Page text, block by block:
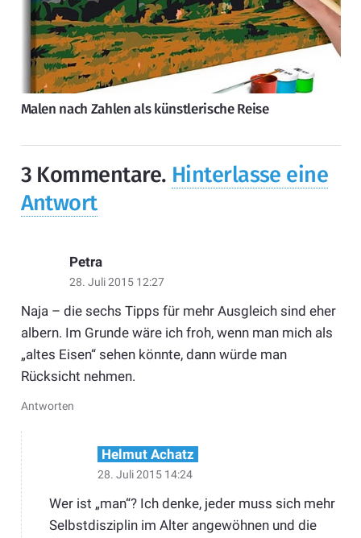
Malen nach Zahlen als künstlerische Reise
3 Kommentare. Hinterlasse eine
Antwort
Petra
28. Juli 2015 12:27
Naja – die sechs Tipps für mehr Ausgleich sind eher
albern. Im Grunde wäre ich froh, wenn man mich als
„altes Eisen“ sehen könnte, dann würde man
Rücksicht nehmen.
Antworten
Helmut Achatz
28. Juli 2015 14:24
Wer ist „man“? Ich denke, jeder muss sich mehr
Selbstdisziplin im Alter angewöhnen und die